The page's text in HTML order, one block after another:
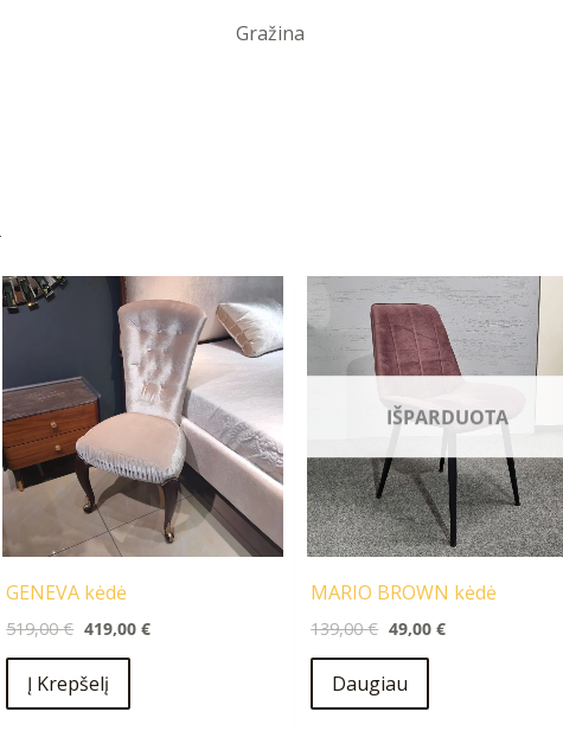
Gražina
GENEVA kėdė
519,00€
Original
price
519,00 €.
419,00€
Current
price
is:
419,00 €.
Į Krepšelį
IŠPARDUOTA
MARIO BROWN kėdė
139,00€
Original
price
was:
139,00 €.
49,00€
Current
price
is:
49,00 €.
Daugiau